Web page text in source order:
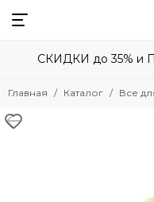
СКИДКИ до 35% и
Главная Каталог Все